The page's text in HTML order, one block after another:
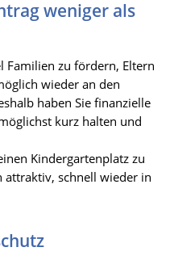
weniger als
Familien zu fördern, Eltern
wieder an den
haben Sie finanzielle
kurz halten und
Kindergartenplatz zu
attraktiv, schnell wieder in